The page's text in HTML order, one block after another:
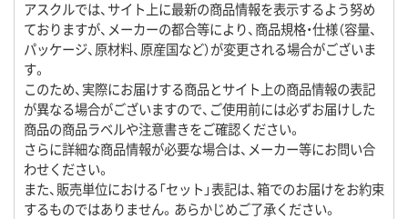
アスクルでは、サイト上に最新の商品情報を表示するよう努め
ておりますが、メーカーの都合等により、商品規格・仕様（容量、
パッケージ、原材料、原産国など）が変更される場合がございま
す。
このため、実際にお届けする商品とサイト上の商品情報の表記
が異なる場合がございますので、ご使用前には必ずお届けした
商品の商品ラベルや注意書きをご確認ください。
さらに詳細な商品情報が必要な場合は、メーカー等にお問い合
わせください。
また、販売単位における「セット」表記は、箱でのお届けをお約束
するものではありません。あらかじめご了承ください。